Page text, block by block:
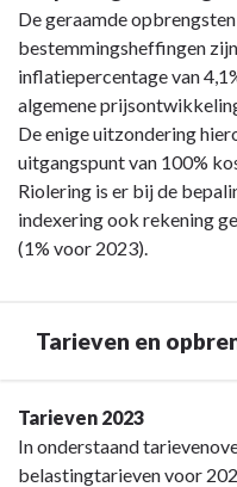
De geraamde
bestemmingsheffingen
inflatiepercentage van
algemene
De enige uitzondering
uitgangspunt van 100%
Riolering is er bij de
indexering ook rekening
(1% voor 2023).
Tarieven en
Terug
naar
navigatie
Tarieven 2023
In onderstaand
belastingtarieven voor